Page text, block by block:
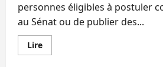
personnes éligibles à postuler
au Sénat ou de publier des...
LireEn
savoir